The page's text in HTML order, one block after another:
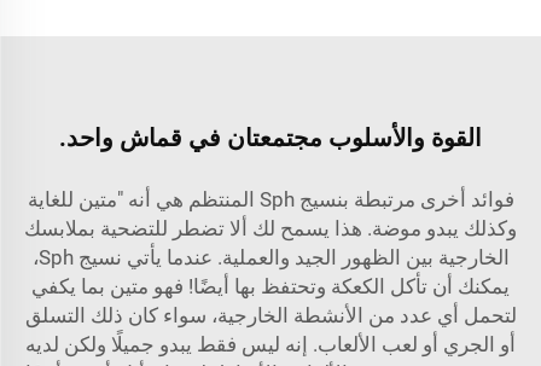
القوة والأسلوب مجتمعتان في قماش واحد.
فوائد أخرى مرتبطة بنسيج Sph المنتظم هي أنه "متين للغاية
وكذلك يبدو موضة. هذا يسمح لك ألا تضطر للتضحية بملابسك
الخارجية بين الظهور الجيد والعملية. عندما يأتي نسيج Sph،
يمكنك أن تأكل الكعكة وتحتفظ بها أيضًا! فهو متين بما يكفي
لتحمل أي عدد من الأنشطة الخارجية، سواء كان ذلك التسلق
أو الجري أو لعب الألعاب. إنه ليس فقط يبدو جميلًا ولكن لديه